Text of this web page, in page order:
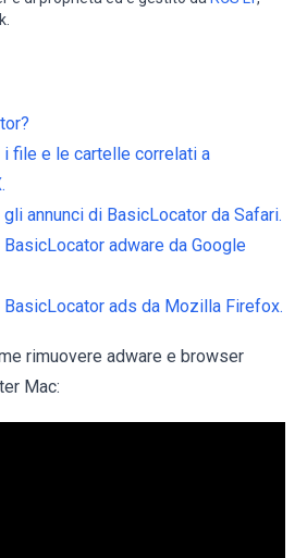
i file e le cartelle correlati a
gli annunci di BasicLocator da Safari.
BasicLocator adware da Google
BasicLocator ads da Mozilla Firefox.
rimuovere adware e browser
Mac: